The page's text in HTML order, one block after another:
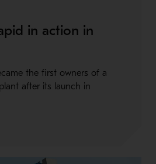
in action in
the first owners of a
after its launch in